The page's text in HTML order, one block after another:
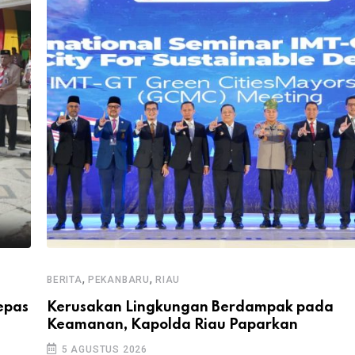
BERITA, PEKANBARU,RIAU
Kerusakan Lingkungan Berdampak pada
Keamanan, Kapolda Riau Paparkan
5 AGUSTUS 2026